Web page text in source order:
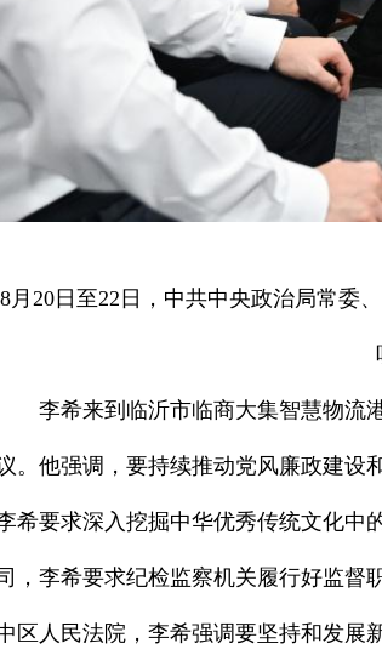
8月20日至22日，中共中央政治局常委
李希来到临沂市临商大集智慧物流
。他强调，要持续推动党风廉政建设
希要求深入挖掘中华优秀传统文化中
，李希要求纪检监察机关履行好监督
区人民法院，李希强调要坚持和发展